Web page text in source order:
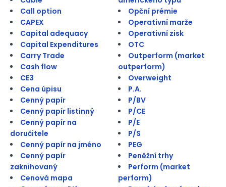
Call option
CAPEX
Capital adequacy
Capital Expenditures
Carry Trade
Cash flow
CE3
Cena úpisu
Cenný papír
Cenný papír listinný
Cenný papír na
doručitele
Cenný papír na jméno
Cenný papír
zaknihovaný
Cenová mapa
Opční prémie
Operativní marže
Operativní zisk
OTC
Outperform (market
outperform)
Overweight
P.A.
P/BV
P/CE
P/E
P/S
PEG
Peněžní trhy
Perform (market
perform)